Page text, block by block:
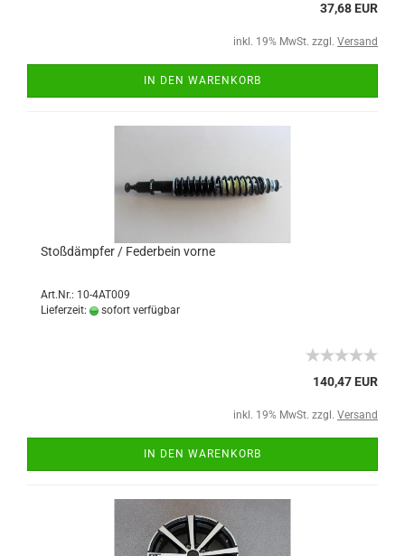
37,68 EUR
inkl. 19% MwSt. zzgl. Versand
IN DEN WARENKORB
Stoßdämpfer / Federbein vorne
Art.Nr.: 10-4AT009
Lieferzeit:
sofort verfügbar
140,47 EUR
inkl. 19% MwSt. zzgl. Versand
IN DEN WARENKORB